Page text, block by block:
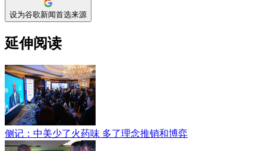
设为谷歌新闻首选来源
延伸阅读
侧记：中美少了火药味 多了理念推销和博弈